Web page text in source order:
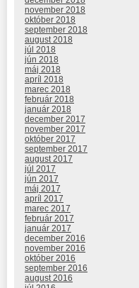
november 2018
október 2018
september 2018
august 2018
júl 2018
jún 2018
máj 2018
apríl 2018
marec 2018
február 2018
január 2018
december 2017
november 2017
október 2017
september 2017
august 2017
júl 2017
jún 2017
máj 2017
apríl 2017
marec 2017
február 2017
január 2017
december 2016
november 2016
október 2016
september 2016
august 2016